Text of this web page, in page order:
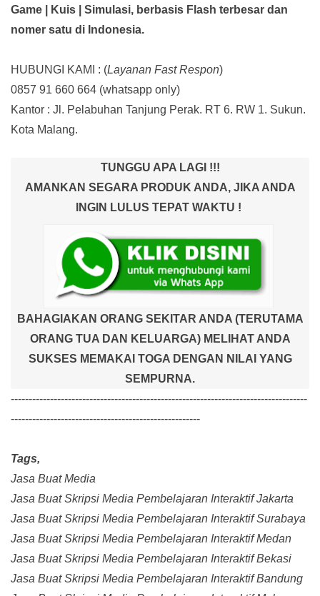
Game | Kuis | Simulasi, berbasis Flash terbesar dan
nomer satu di Indonesia.
HUBUNGI KAMI : (Layanan Fast Respon)
0857 91 660 664 (whatsapp only)
Kantor : Jl. Pelabuhan Tanjung Perak. RT 6. RW 1. Sukun.
Kota Malang.
TUNGGU APA LAGI !!!
AMANKAN SEGARA PRODUK ANDA, JIKA ANDA
INGIN LULUS TEPAT WAKTU !
BAHAGIAKAN ORANG SEKITAR ANDA (TERUTAMA
ORANG TUA DAN KELUARGA) MELIHAT ANDA
SUKSES MEMAKAI TOGA DENGAN NILAI YANG
SEMPURNA.
-----------------------------------------------------------------------------------
-----------------------------------------------------
Tags,
Jasa Buat Media
Jasa Buat Skripsi Media Pembelajaran Interaktif Jakarta
Jasa Buat Skripsi Media Pembelajaran Interaktif Surabaya
Jasa Buat Skripsi Media Pembelajaran Interaktif Medan
Jasa Buat Skripsi Media Pembelajaran Interaktif Bekasi
Jasa Buat Skripsi Media Pembelajaran Interaktif Bandung